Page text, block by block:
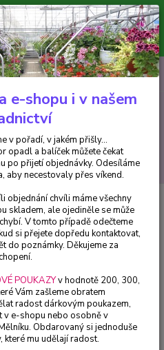
z e-shopu je 300 Kč.
opadl a balíček můžete čekat
po přijetí objednávky. Objednávky
v jakém přišly...
Hledat
0ks
za0 Kč
Super Issai - 1 ks
Super Issai -
e-shopu i v našem
v pořadí, v jakém přišly...
opadl a balíček můžete čekat
po přijetí objednávky. Odesíláme
aby necestovaly přes víkend.
objednání chvíli máme všechny
skladem, ale ojediněle se může
V tomto případě odečteme
si přejete dopředu kontaktovat,
do poznámky. Děkujeme za
POUKAZYv hodnotě 200, 300,
Vám zašleme obratem
radost dárkovým poukazem,
v e-shopu nebo osobně v
Obdarovaný si jednoduše
které mu udělají radost.